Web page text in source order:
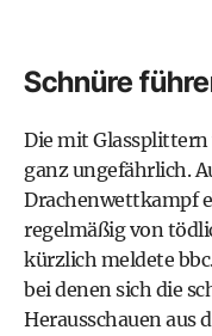
Schnüre
Die mit
ganz ungefährlich.
Drachenwettkampf
regelmäßig von
kürzlich meldete
bei denen sich die
Herausschauen aus